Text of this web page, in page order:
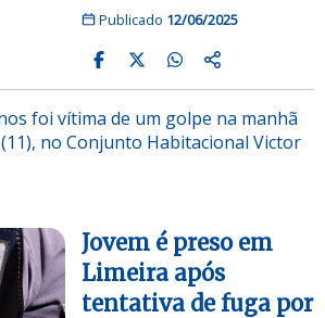
Publicado 12/06/2025
foi vítima de um golpe na manhã
no Conjunto Habitacional Victor
Jovem é preso em
Limeira após
tentativa de fuga por